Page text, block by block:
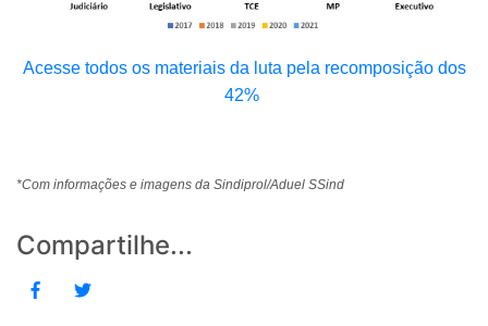
Acesse todos os materiais da luta pela recomposição dos
42%
*Com informações e imagens da Sindiprol/Aduel SSind
Compartilhe...